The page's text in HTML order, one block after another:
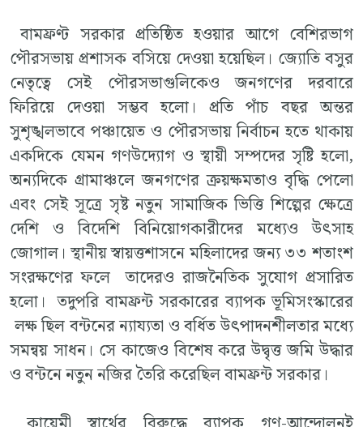
বামফ্রণ্ট সরকার প্রতিষ্ঠিত হওয়ার আগে বেশিরভাগ
পৌরসভায় প্রশাসক বসিয়ে দেওয়া হয়েছিল। জ্যোতি বসুর
নেতৃত্বে সেই পৌরসভাগুলিকেও জনগণের দরবারে
ফিরিয়ে দেওয়া সম্ভব হলো। প্রতি পাঁচ বছর অন্তর
সুশৃঙ্খলভাবে পঞ্চায়েত ও পৌরসভায় নির্বাচন হতে থাকায়
একদিকে যেমন গণউদ্যোগ ও স্থায়ী সম্পদের সৃষ্টি হলো,
অন্যদিকে গ্রামাঞ্চলে জনগণের ক্রয়ক্ষমতাও বৃদ্ধি পেলো
এবং সেই সূত্রে সৃষ্ট নতুন সামাজিক ভিত্তি শিল্পের ক্ষেত্রে
দেশি ও বিদেশি বিনিয়োগকারীদের মধ্যেও উৎসাহ
জোগাল। স্থানীয় স্বায়ত্তশাসনে মহিলাদের জন্য ৩৩ শতাংশ
সংরক্ষণের ফলে তাদেরও রাজনৈতিক সুযোগ প্রসারিত
হলো। তদুপরি বামফ্রন্ট সরকারের ব্যাপক ভূমিসংস্কারের
লক্ষ ছিল বন্টনের ন্যায্যতা ও বর্ধিত উৎপাদনশীলতার মধ্যে
সমন্বয় সাধন। সে কাজেও বিশেষ করে উদ্বৃত্ত জমি উদ্ধার
ও বন্টনে নতুন নজির তৈরি করেছিল বামফ্রন্ট সরকার।